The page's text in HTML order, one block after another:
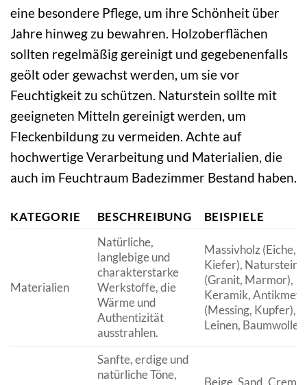
eine besondere Pflege, um ihre Schönheit über
Jahre hinweg zu bewahren. Holzoberflächen
sollten regelmäßig gereinigt und gegebenenfalls
geölt oder gewachst werden, um sie vor
Feuchtigkeit zu schützen. Naturstein sollte mit
geeigneten Mitteln gereinigt werden, um
Fleckenbildung zu vermeiden. Achte auf
hochwertige Verarbeitung und Materialien, die
auch im Feuchtraum Badezimmer Bestand haben.
KATEGORIE BESCHREIBUNG BEISPIELE
Materialien
Natürliche,
langlebige und
charakterstarke
Werkstoffe, die
Wärme und
Authentizität
ausstrahlen.
Massivholz (Eiche,
Kiefer), Naturstein
(Granit, Marmor),
Keramik,
(Messing, Kupfer),
Leinen, Baumwolle.
Sanfte, erdige und
natürliche Töne,
Beige, Sand, Creme,